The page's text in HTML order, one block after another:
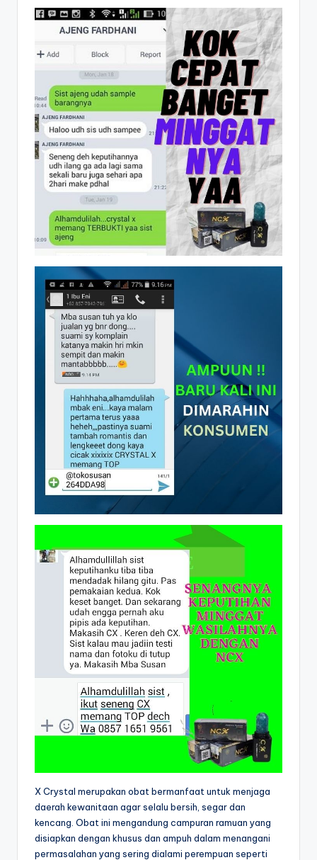
X Crystal merupakan obat bermanfaat untuk menjaga
daerah kewanitaan agar selalu bersih, segar dan
kencang. Obat ini mengandung campuran ramuan yang
disiapkan dengan khusus dan ampuh dalam menangani
permasalahan yang sering dialami perempuan seperti